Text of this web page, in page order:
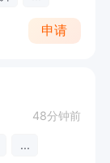
申请
48分钟前
...